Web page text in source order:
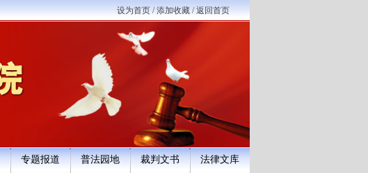
设为首页/添加收藏/返回首页
专题报道 普法园地 裁判文书 法律文库